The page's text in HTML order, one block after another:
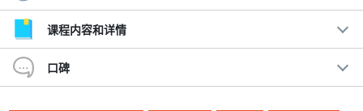
吹着惬意的海风飞行真正的空中漫步!!!
其中包括前往石垣岛的旅行、独特的情感体验Â
建议。
课程内容和详情
口碑